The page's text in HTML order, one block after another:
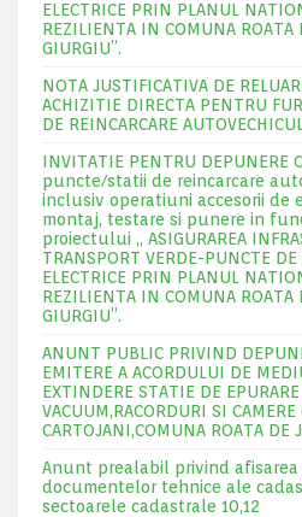
ELECTRICE PRIN PLANUL
REZILIENTA IN COMUNA ROATA
GIURGIU”.
NOTA JUSTIFICATIVA DE
ACHIZITIE DIRECTA PENTRU
DE REINCARCARE
INVITATIE PENTRU DEPUNERE
puncte/statii de reincarcare
inclusiv operatiuni accesorii de
montaj, testare si punere in
proiectului „ ASIGURAREA
TRANSPORT VERDE-PUNCTE DE
ELECTRICE PRIN PLANUL
REZILIENTA IN COMUNA ROATA
GIURGIU”.
ANUNT PUBLIC PRIVIND
EMITERE A ACORDULUI DE
EXTINDERE STATIE DE
VACUUM,RACORDURI SI
CARTOJANI,COMUNA ROATA DE
Anunt prealabil privind
documentelor tehnice ale
sectoarele cadastrale 10,12